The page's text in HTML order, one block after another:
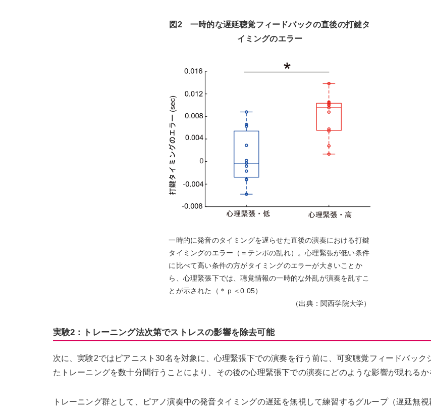
図2 一時的な遅延聴覚フィードバックの直後の打鍵タ
イミングのエラー
一時的に発音のタイミングを遅らせた直後の演奏における打鍵
タイミングのエラー（＝テンポの乱れ）。心理緊張が低い条件
に比べて高い条件の方がタイミングのエラーが大きいことか
ら、心理緊張下では、聴覚情報の一時的な外乱が演奏を乱すこ
とが示された（＊ｐ＜0.05）
（出典：関西学院大学）
実験2：トレーニング法次第でストレスの影響を除去可能
次に、実験2ではピアニスト30名を対象に、心理緊張下での演奏を行う前に、可変聴覚フィードバック
たトレーニングを数十分間行うことにより、その後の心理緊張下での演奏にどのような影響が現れるか
トレーニング群として、ピアノ演奏中の発音タイミングの遅延を無視して練習するグループ（遅延無